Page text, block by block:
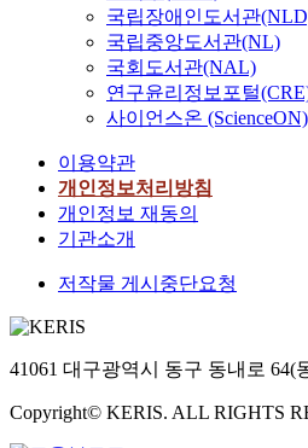
국립장애인도서관
국립중앙도서관(NL)
국회도서관(NAL)
연구윤리정보포털
사이언스온 (ScienceON)
이용약관
개인정보처리방침
개인정보 재동의
기관소개
저작물 게시중단요청
41061 대구광역시 동구 동내로 64(
Copyright© KERIS. ALL RIGHTS